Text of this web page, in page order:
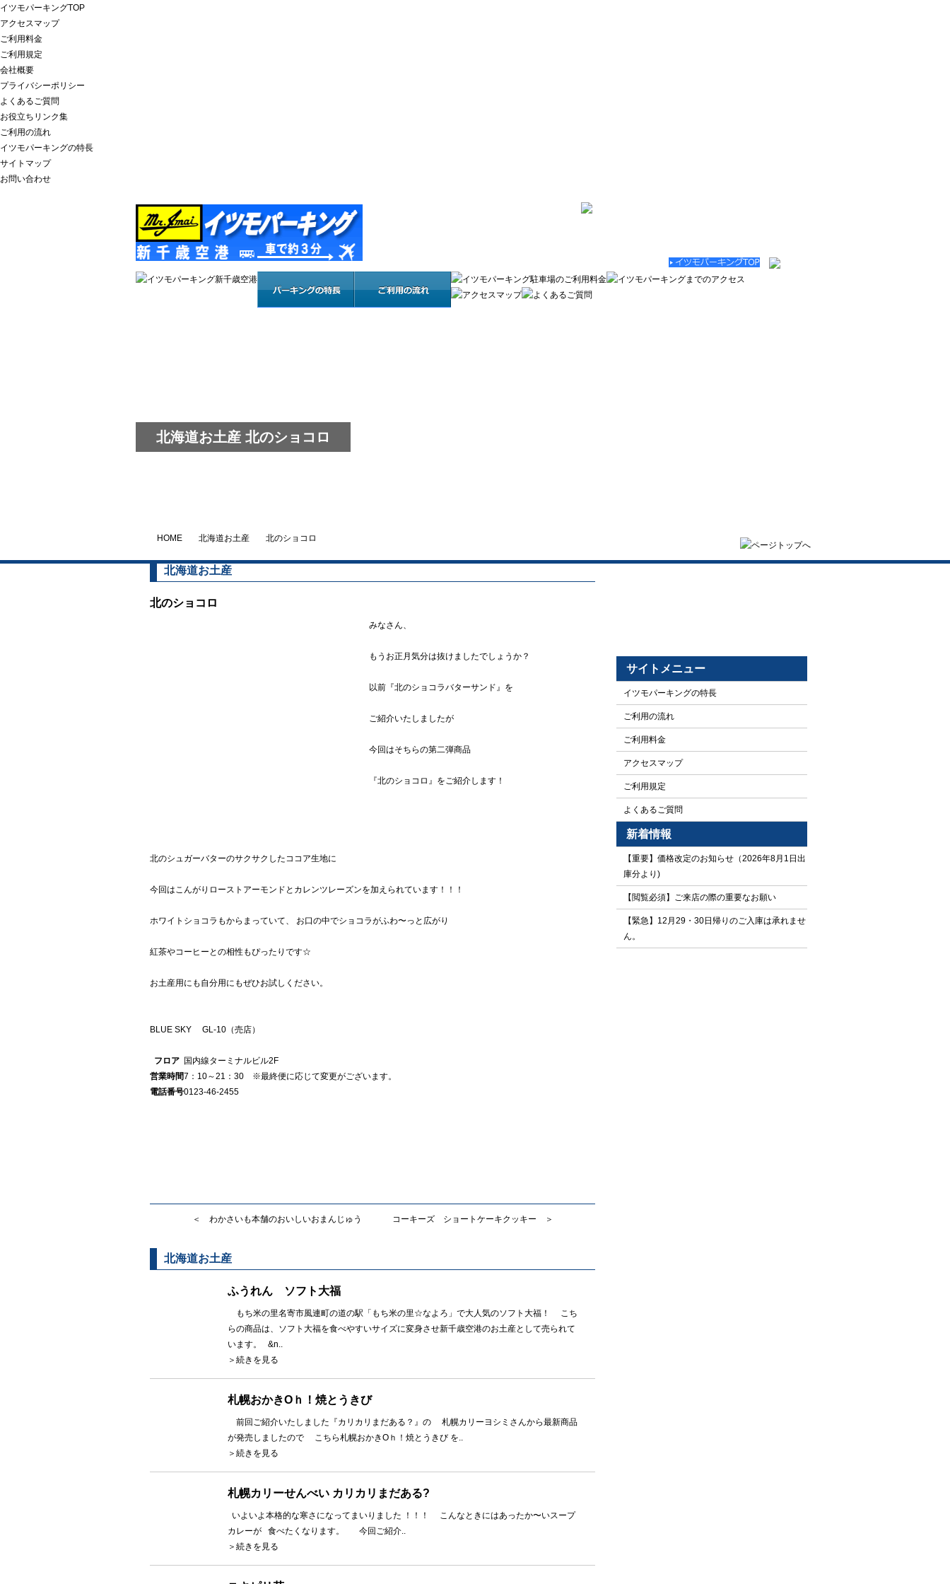
イツモパーキングTOP
アクセスマップ
ご利用料金
ご利用規定
会社概要
プライバシーポリシー
よくあるご質問
お役立ちリンク集
ご利用の流れ
イツモパーキングの特長
サイトマップ
お問い合わせ
北海道お土産 北のショコロ
HOME 北海道お土産 北のショコロ
北海道お土産
北のショコロ
みなさん、
もうお正月気分は抜けましたでしょうか？
以前『北のショコラバターサンド』を
ご紹介いたしましたが
今回はそちらの第二弾商品
『北のショコロ』をご紹介します！
北のシュガーバターのサクサクしたココア生地に
今回はこんがりローストアーモンドとカレンツレーズンを加えられています！！！
ホワイトショコラもからまっていて、 お口の中でショコラがふわ〜っと広がり
紅茶やコーヒーとの相性もぴったりです☆
お土産用にも自分用にもぜひお試しください。
BLUE SKY GL-10（売店）
フロア 国内線ターミナルビル2F
営業時間7：10～21：30 ※最終便に応じて変更がございます。
電話番号0123-46-2455
＜ わかさいも本舗のおいしいおまんじゅう コーキーズ ショートケーキクッキー ＞
北海道お土産
ふうれん ソフト大福
もち米の里名寄市風連町の道の駅「もち米の里☆なよろ」で大人気のソフト大福！ こち
らの商品は、ソフト大福を食べやすいサイズに変身させ新千歳空港のお土産として売られて
います。 &n..
＞続きを見る
札幌おかきOｈ！焼とうきび
前回ご紹介いたしました『カリカリまだある？』の 札幌カリーヨシミさんから最新商品
が発売しましたので こちら札幌おかきOｈ！焼とうきび を..
＞続きを見る
札幌カリーせんべい カリカリまだある?
いよいよ本格的な寒さになってまいりました ！！！ こんなときにはあったか〜いスープ
カレーが 食べたくなります。 今回ご紹介..
＞続きを見る
サイトメニュー
イツモパーキングの特長
ご利用の流れ
ご利用料金
アクセスマップ
ご利用規定
よくあるご質問
新着情報
【重要】価格改定のお知らせ（2026年8月1日出
庫分より)
【閲覧必須】ご来店の際の重要なお願い
【緊急】12月29・30日帰りのご入庫は承れませ
ん。